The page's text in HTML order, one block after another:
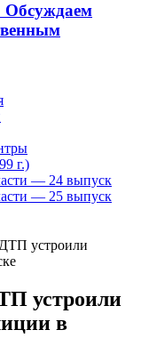
Обсуждаем
г.)
— 24 выпуск
— 25 выпуск
устроили
устроили
в